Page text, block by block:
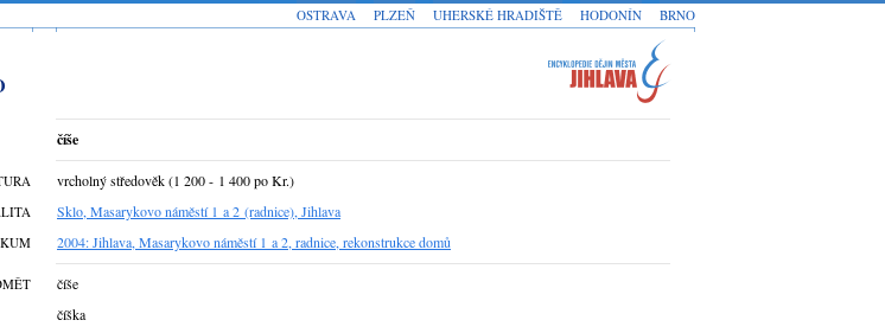
číše
vrcholný středověk (1 200 - 1 400 po Kr.)
Sklo, Masarykovo náměstí 1 a 2 (radnice), Jihlava
2004: Jihlava, Masarykovo náměstí 1 a 2, radnice, rekonstrukce domů
číše
číška
BRNO
HODONÍN
UHERSKÉ HRADIŠTĚ
PLZEŇ
OSTRAVA